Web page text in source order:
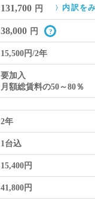
131,700 円 内訳を
38,000 円
15,500円/2年
要加入
月額総賃料の50～80％
2年
1台込
15,400円
41,800円